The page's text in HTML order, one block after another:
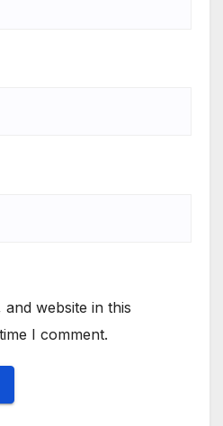
and website in this
I comment.